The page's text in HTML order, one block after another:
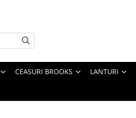
CEASURI BROOKS LANTURI